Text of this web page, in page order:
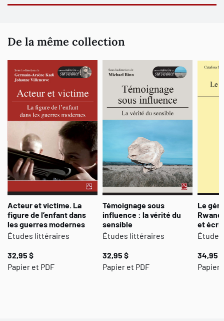
Les « Mères de la Place de Mai »‒suivies par les frères et sœurs,
l’invisible et l’irreprésentable à travers une esthétique
sens et les émotions des récits partagés. Elles renversent point
par point les intentions de déshumanisation.
Mêlant expériences de terrain et témoignages directs de victimes
résistantes, cette réflexion transdisciplinaire propose un filet de
sens pour appréhender l’horreur.
De la même collection
Acteur et victime. La
figure de l’enfant dans
les guerres modernes
Études littéraires
32,95 $
Papier et PDF
Témoignage sous
influence : la vérité du
sensible
Études littéraires
32,95 $
Papier et PDF
Le
et
34,95 $
Papier